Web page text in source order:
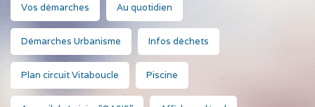
Vos démarches Au quotidien
Démarches Urbanisme Infos déchets
Plan circuit Vitaboucle Piscine